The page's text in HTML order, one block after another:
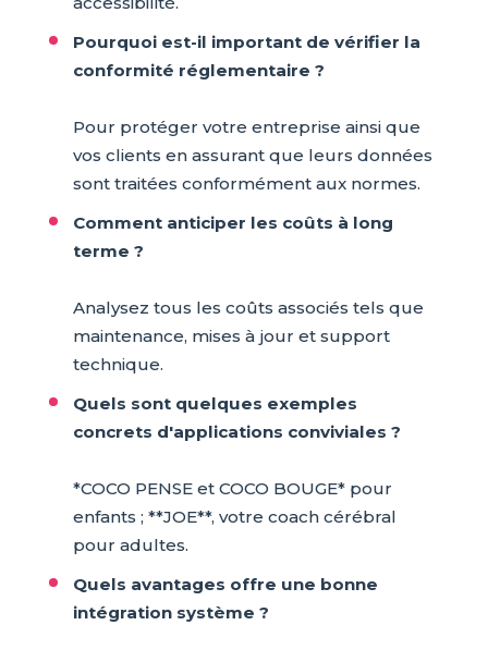
Pourquoi est-il important de vérifier la
conformité réglementaire ?
Pour protéger votre entreprise ainsi que
vos clients en assurant que leurs données
sont traitées conformément aux normes.
Comment anticiper les coûts à long
terme ?
Analysez tous les coûts associés tels que
maintenance, mises à jour et support
technique.
Quels sont quelques exemples
concrets d'applications conviviales ?
*COCO PENSE et COCO BOUGE* pour
enfants ; **JOE**, votre coach cérébral
pour adultes.
Quels avantages offre une bonne
intégration système ?